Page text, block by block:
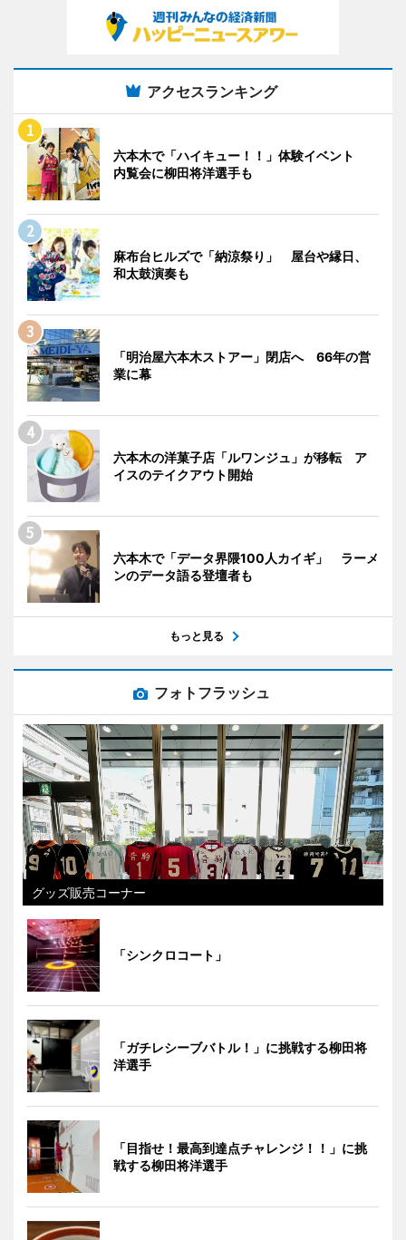
アクセスランキング
六本木で「ハイキュー！！」体験イベント
内覧会に柳田将洋選手も
麻布台ヒルズで「納涼祭り」 屋台や縁日、
和太鼓演奏も
「明治屋六本木ストアー」閉店へ 66年の営
業に幕
六本木の洋菓子店「ルワンジュ」が移転 ア
イスのテイクアウト開始
六本木で「データ界隈100人カイギ」 ラーメ
ンのデータ語る登壇者も
もっと見る
フォトフラッシュ
グッズ販売コーナー
「シンクロコート」
「ガチレシーブバトル！」に挑戦する柳田将
洋選手
「目指せ！最高到達点チャレンジ！！」に挑
戦する柳田将洋選手